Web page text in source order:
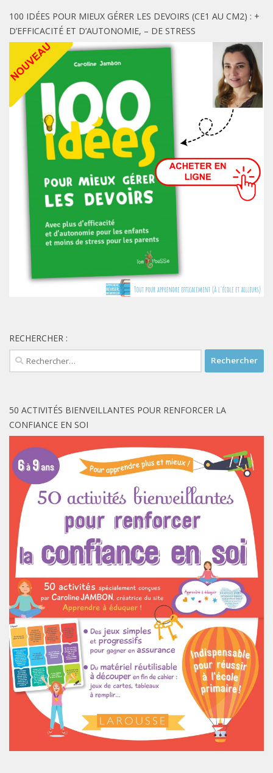
100 IDÉES POUR MIEUX GÉRER LES DEVOIRS (CE1 AU CM2) : +
D’EFFICACITÉ ET D’AUTONOMIE, – DE STRESS
RECHERCHER :
Rechercher :
50 ACTIVITÉS BIENVEILLANTES POUR RENFORCER LA
CONFIANCE EN SOI